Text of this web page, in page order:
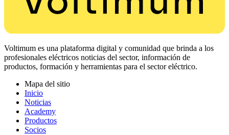
Voltimum es una plataforma digital y comunidad que brinda a los
profesionales eléctricos noticias del sector, información de
productos, formación y herramientas para el sector eléctrico.
Mapa del sitio
Inicio
Noticias
Academy
Productos
Socios